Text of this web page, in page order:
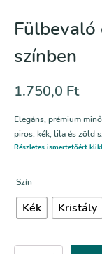
színben
1.750,0 Ft
Elegáns, prémium
piros, kék, lila és zöld
Részletes ismertetőért
Szín
Kék Kristály